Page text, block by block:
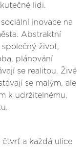
lidi.
inovace na
Abstraktní
život,
plánování
se realitou. Živé
se malým, ale
k udržitelnému,
čtvrť a každá ulice